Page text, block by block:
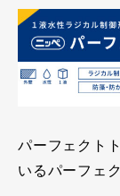
パーフェクト
いるパーフェ